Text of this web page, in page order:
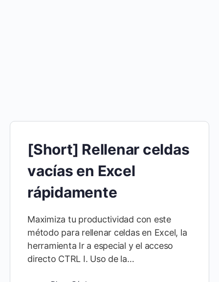
[Short] Rellenar celdas
vacías en Excel
rápidamente
Maximiza tu productividad con este
método para rellenar celdas en Excel, la
herramienta Ir a especial y el acceso
directo CTRL I. Uso de la…